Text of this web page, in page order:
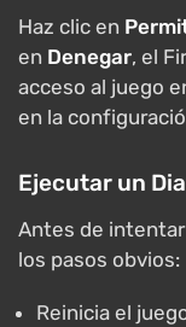
Haz clic en
en Denegar, el
acceso al juego
en la
Ejecutar un
Antes de
los pasos obvios:
Reinicia el